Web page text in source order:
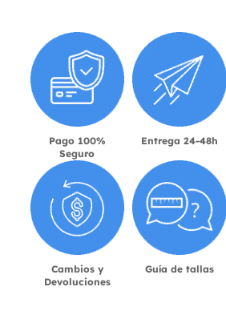
Pago 100%
Seguro
Entrega 24-48h
Cambios y
Devoluciones
Guía de tallas